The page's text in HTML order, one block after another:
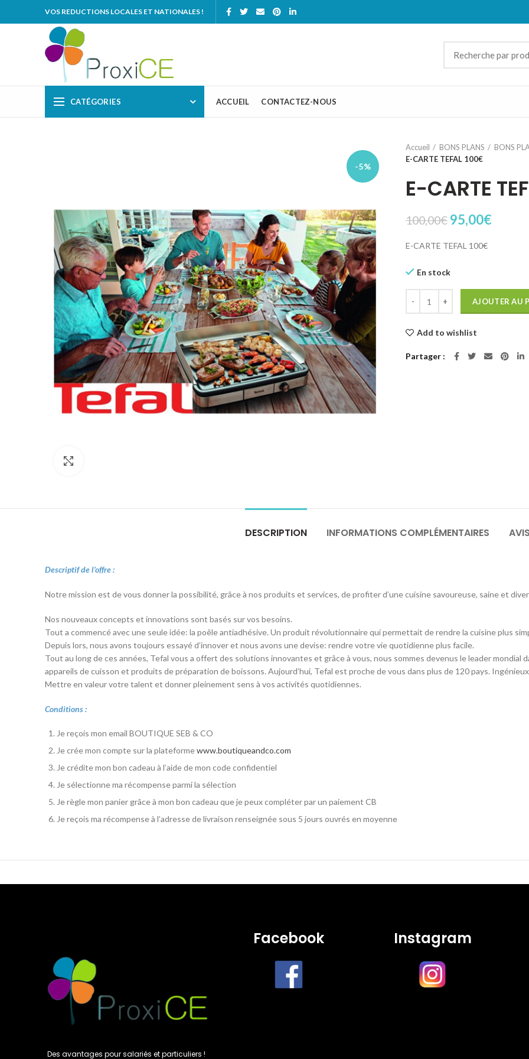
VOS REDUCTIONS LOCALES ET NATIONALES !
CATÉGORIES ACCUEIL CONTACTEZ-NOUS
-5%
Accueil BONS PLANS BONS
E-CARTE TEFAL 100€
E-CARTE
100,00€ Le
initial
100,00€.
95,00€
E-CARTE TEFAL 100€
En stock
AJOUTER AU
Add to wishlist
Partager
DESCRIPTION INFORMATIONS COMPLÉMENTAIRES
Descriptif de l’offre :
Notre mission est de vous donner la possibilité, grâce à nos produits et services, de profiter d’une cuisine savoureuse, saine et
Nos nouveaux concepts et innovations sont basés sur vos besoins.
Tout a commencé avec une seule idée: la poêle antiadhésive. Un produit révolutionnaire qui permettait de rendre la cuisine plus
Depuis lors, nous avons toujours essayé d’innover et nous avons une devise: rendre votre vie quotidienne plus facile.
Tout au long de ces années, Tefal vous a offert des solutions innovantes et grâce à vous, nous sommes devenus le leader mondial
appareils de cuisson et produits de préparation de boissons. Aujourd’hui, Tefal est proche de vous dans plus de 120 pays.
Mettre en valeur votre talent et donner pleinement sens à vos activités quotidiennes.
Conditions :
Je reçois mon email BOUTIQUE SEB & CO
Je crée mon compte sur la plateformewww.boutiqueandco.com
Je crédite mon bon cadeau à l’aide de mon code confidentiel
Je sélectionne ma récompense parmi la sélection
Je règle mon panier grâce à mon bon cadeau que je peux compléter par un paiement CB
Je reçois ma récompense à l’adresse de livraison renseignée sous 5 jours ouvrés en moyenne
Des avantages pour salariés et particuliers !
Facebook Instagram